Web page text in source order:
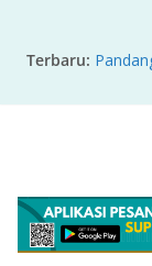
Terbaru:
Nikel
Sirah
Ayat